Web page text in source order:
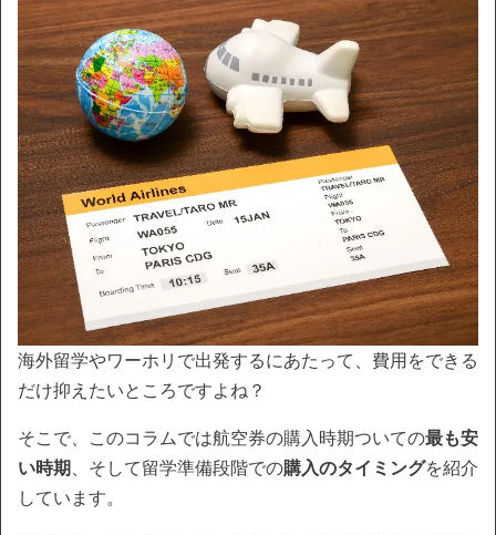
海外留学やワーホリで出発するにあたって、費用をできる
だけ抑えたいところですよね？
そこで、このコラムでは航空券の購入時期ついての最も安
い時期
、そして留学準備段階での購入のタイミングを紹介
しています。